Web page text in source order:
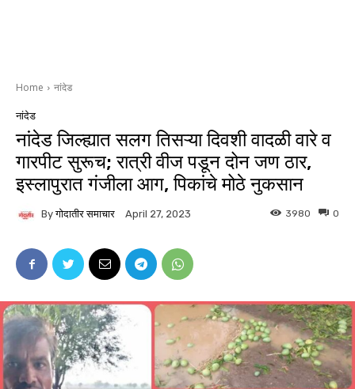
Home नांदेड
नांदेड
नांदेड जिल्ह्यात सलग तिसऱ्या दिवशी वादळी वारे व
गारपीट सुरूच; रात्री वीज पडून दोन जण ठार,
इस्लापुरात गंजीला आग, पिकांचे मोठे नुकसान
By गोदातीर समाचार April 27, 2023 0
3980